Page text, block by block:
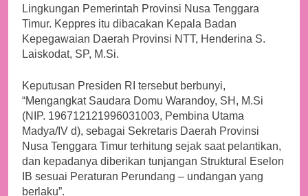
Lingkungan Pemerintah Provinsi Nusa Tenggara
Timur. Keppres itu dibacakan Kepala Badan
Kepegawaian Daerah Provinsi NTT, Henderina S.
Laiskodat, SP, M.Si.
Keputusan Presiden RI tersebut berbunyi,
“Mengangkat Saudara Domu Warandoy, SH, M.Si
(NIP. 196712121996031003, Pembina Utama
Madya/IV d), sebagai Sekretaris Daerah Provinsi
Nusa Tenggara Timur terhitung sejak saat pelantikan,
dan kepadanya diberikan tunjangan Struktural Eselon
IB sesuai Peraturan Perundang – undangan yang
berlaku”.